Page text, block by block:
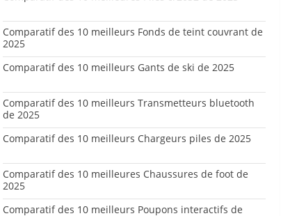
Comparatif des 10 meilleurs Fonds de teint couvrant de
2025
Comparatif des 10 meilleurs Gants de ski de 2025
Comparatif des 10 meilleurs Transmetteurs bluetooth
de 2025
Comparatif des 10 meilleurs Chargeurs piles de 2025
Comparatif des 10 meilleures Chaussures de foot de
2025
Comparatif des 10 meilleurs Poupons interactifs de